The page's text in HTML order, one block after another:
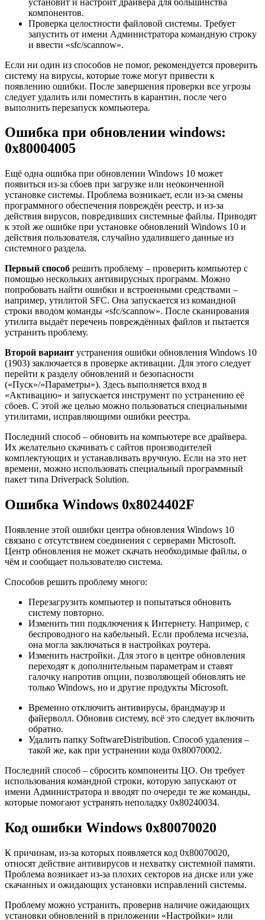
компонентов.
Проверка целостности файловой системы. Требует
запустить от имени Администратора командную строку
и ввести «sfc/scannow».
Если ни один из способов не помог, рекомендуется проверить
систему на вирусы, которые тоже могут привести к
появлению ошибки. После завершения проверки все угрозы
следует удалить или поместить в карантин, после чего
выполнить перезапуск компьютера.
Ошибка при обновлении windows:
0x80004005
Ещё одна ошибка при обновлении Windows 10 может
появиться из-за сбоев при загрузке или неоконченной
установке системы. Проблема возникает, если из-за смены
программного обеспечения повреждён реестр, и из-за
действия вирусов, повредивших системные файлы. Приводят
к этой же ошибке при установке обновлений Windows 10 и
действия пользователя, случайно удалившего данные из
системного раздела.
Первый способ решить проблему – проверить компьютер с
помощью нескольких антивирусных программ. Можно
попробовать найти ошибки и встроенными средствами –
например, утилитой SFC. Она запускается из командной
строки вводом команды «sfc/scannow». После сканирования
утилита выдаёт перечень повреждённых файлов и пытается
устранить проблему.
Второй вариант устранения ошибки обновления Windows 10
(1903) заключается в проверке активации. Для этого следует
перейти к разделу обновлений и безопасности
(«Пуск»/»Параметры»). Здесь выполняется вход в
«Активацию» и запускается инструмент по устранению её
сбоев. С этой же целью можно пользоваться специальными
утилитами, исправляющими ошибки реестра.
Последний способ – обновить на компьютере все драйвера.
Их желательно скачивать с сайтов производителей
комплектующих и устанавливать вручную. Если на это нет
времени, можно использовать специальный программный
пакет типа Driverpack Solution.
Ошибка Windows 0x8024402F
Появление этой ошибки центра обновления Windows 10
связано с отсутствием соединения с серверами Microsoft.
Центр обновления не может скачать необходимые файлы, о
чём и сообщает пользователю система.
Способов решить проблему много:
Перезагрузить компьютер и попытаться обновить
систему повторно.
Изменить тип подключения к Интернету. Например, с
беспроводного на кабельный. Если проблема исчезла,
она могла заключаться в настройках роутера.
Изменить настройки. Для этого в центре обновления
переходят к дополнительным параметрам и ставят
галочку напротив опции, позволяющей обновлять не
только Windows, но и другие продукты Microsoft.
Временно отключить антивирусы, брандмауэр и
файерволл. Обновив систему, всё это следует включить
обратно.
Удалить папку SoftwareDistribution. Способ удаления –
такой же, как при устранении кода 0x80070002.
Последний способ – сбросить компоненты ЦО. Он требует
использования командной строки, которую запускают от
имени Администратора и вводят по очереди те же команды,
которые помогают устранять неполадку 0x80240034.
Код ошибки Windows 0x80070020
К причинам, из-за которых появляется код 0x80070020,
относят действие антивирусов и нехватку системной памяти.
Проблема возникает из-за плохих секторов на диске или уже
скачанных и ожидающих установки исправлений системы.
Проблему можно устранить, проверив наличие ожидающих
установки обновлений в приложении «Настройки» или